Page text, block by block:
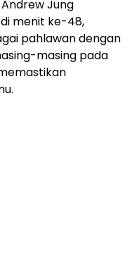
Jung
menit ke-48,
pahlawan dengan
masing pada